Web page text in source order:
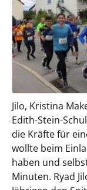
Jilo, Kristina
Edith-Stein-
die Kräfte für
wollte beim
haben und
Minuten. Ryad